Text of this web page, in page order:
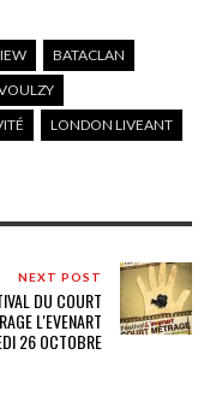
BATACLAN
LONDON LIVEANT
NEXT POST
DU COURT
L'EVENART
26 OCTOBRE